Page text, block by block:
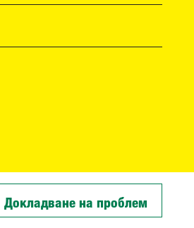
Докладване на проблем